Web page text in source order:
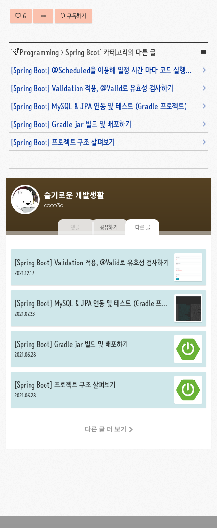
6 구독하기
'🌈Programming >Spring Boot' 카테고리의 다른 글
[Spring Boot] @Scheduled을 이용해 일정 시간 마다 코드 실행하기
[Spring Boot] Validation 적용, @Valid로 유효성 검사하기
[Spring Boot] MySQL & JPA 연동 및 테스트 (Gradle 프로젝트)
[Spring Boot] Gradle jar 빌드 및 배포하기
[Spring Boot] 프로젝트 구조 살펴보기
슬기로운 개발생활
coco3o
댓글 공유하기 다른 글
[Spring Boot] Validation 적용, @Valid로 유효성 검사하기
2021.12.17
[Spring Boot] MySQL & JPA 연동 및 테스트 (Gradle 프로
젝트)
2021.07.23
[Spring Boot] Gradle jar 빌드 및 배포하기
2021.06.28
[Spring Boot] 프로젝트 구조 살펴보기
2021.06.28
다른 글 더 보기